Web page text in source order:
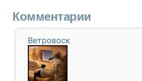
Комментарии
Ветровоск